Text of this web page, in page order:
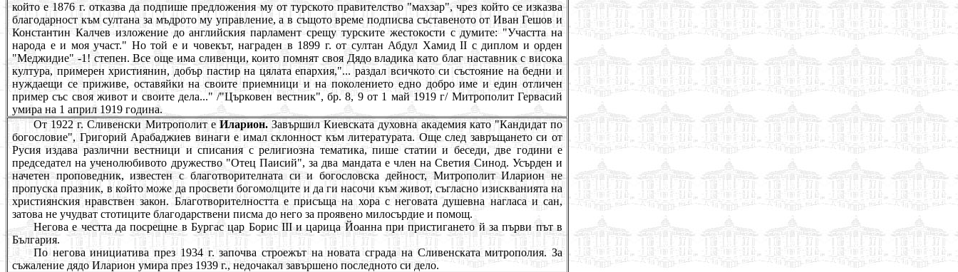
който е 1876 г. отказва да подпише предложения му от турското правителство "махзар", чрез който се изказва
благодарност към султана за мъдрото му управление, а в същото време подписва съставеното от Иван Гешов и
Константин Калчев изложение до английския парламент срещу турските жестокости с думите: "Участта на
народа е и моя участ." Но той е и човекът, награден в 1899 г. от султан Абдул Хамид II с диплом и орден
"Меджидие" -1! степен. Все още има сливенци, които помнят своя Дядо владика като благ наставник с висока
култура, примерен християнин, добър пастир на цялата епархия,"... раздал всичкото си състояние на бедни и
нуждаещи се приживе, оставяйки на своите приемници и на поколението едно добро име и един отличен
пример със своя живот и своите дела..." /"Църковен вестник", бр. 8, 9 от 1 май 1919 г/ Митрополит Гервасий
умира на 1 април 1919 година.
От 1922 г. Сливенски Митрополит е Иларион.Завършил Киевската духовна академия като "Кандидат по
богословие", Григорий Арабаджиев винаги е имал склонност към литературата. Още след завръщането си от
Русия издава различни вестници и списания с религиозна тематика, пише статии и беседи, две години е
председател на ученолюбивото дружество "Отец Паисий", за два мандата е член на Светия Синод. Усърден и
начетен проповедник, известен с благотворителната си и богословска дейност, Митрополит Иларион не
пропуска празник, в който може да просвети богомолците и да ги насочи към живот, съгласно изискванията на
християнския нравствен закон. Благотворителността е присъща на хора с неговата душевна нагласа и сан,
затова не учудват стотиците благодарствени писма до него за проявено милосърдие и помощ.
Негова е честта да посрещне в Бургас цар Борис III и царица Йоанна при пристигането й за първи път в
България.
По негова инициатива през 1934 г. започва строежът на новата сграда на Сливенската митрополия. За
съжаление дядо Иларион умира през 1939 г., недочакал завършено последното си дело.